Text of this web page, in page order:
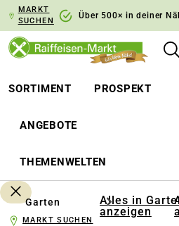
Zur
MARKT
SUCHEN
Über 500× in deiner
SORTIMENT PROSPEKT
ANGEBOTE
THEMENWELTEN
Garten
Alles in
anzeigen
MARKT SUCHEN